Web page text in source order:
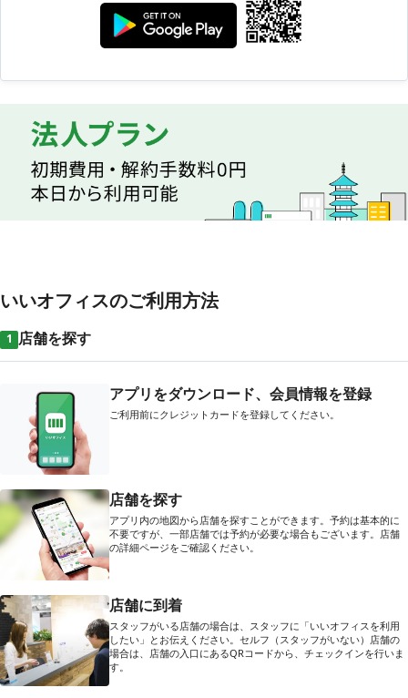
いいオフィスのご利用方法
1 店舗を探す
アプリをダウンロード、会員情報を登録
ご利用前にクレジットカードを登録してください。
店舗を探す
アプリ内の地図から店舗を探すことができます。予約は基本的に
不要ですが、一部店舗では予約が必要な場合もございます。店舗
の詳細ページをご確認ください。
店舗に到着
スタッフがいる店舗の場合は、スタッフに「いいオフィスを利用
したい」とお伝えください。セルフ（スタッフがいない）店舗の
場合は、店舗の入口にあるQRコードから、チェックインを行いま
す。